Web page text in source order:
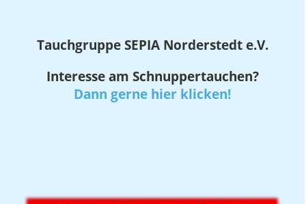
Tauchgruppe SEPIANorderstedt e.V.
Interesse am Schnuppertauchen?
Dann gerne hier klicken!